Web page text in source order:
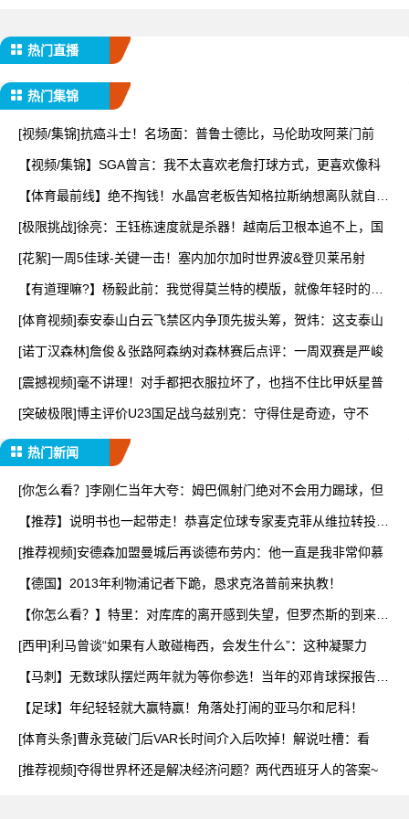
热门直播
热门集锦
[视频/集锦]抗癌斗士！名场面：普鲁士德比，马伦助攻阿莱门前
【视频/集锦】SGA曾言：我不太喜欢老詹打球方式，更喜欢像科
【体育最前线】绝不掏钱！水晶宫老板告知格拉斯纳想离队就自己
[极限挑战]徐亮：王钰栋速度就是杀器！越南后卫根本追不上，国
[花絮]一周5佳球-关键一击！塞内加尔加时世界波&登贝莱吊射
【有道理嘛?】杨毅此前：我觉得莫兰特的模版，就像年轻时的乔
[体育视频]泰安泰山白云飞禁区内争顶先拔头筹，贺炜：这支泰山
[诺丁汉森林]詹俊＆张路阿森纳对森林赛后点评：一周双赛是严峻
[震撼视频]毫不讲理！对手都把衣服拉坏了，也挡不住比甲妖星普
[突破极限]博主评价U23国足战乌兹别克：守得住是奇迹，守不
热门新闻
[你怎么看？]李刚仁当年大夸：姆巴佩射门绝对不会用力踢球，但
【推荐】说明书也一起带走！恭喜定位球专家麦克菲从维拉转投切
[推荐视频]安德森加盟曼城后再谈德布劳内：他一直是我非常仰慕
【德国】2013年利物浦记者下跪，恳求克洛普前来执教！
【你怎么看？】特里：对库库的离开感到失望，但罗杰斯的到来又
[西甲]利马曾谈“如果有人敢碰梅西，会发生什么”：这种凝聚力
【马刺】无数球队摆烂两年就为等你参选！当年的邓肯球探报告到
【足球】年纪轻轻就大赢特赢！角落处打闹的亚马尔和尼科！
[体育头条]曹永竞破门后VAR长时间介入后吹掉！解说吐槽：看
[推荐视频]夺得世界杯还是解决经济问题？两代西班牙人的答案~